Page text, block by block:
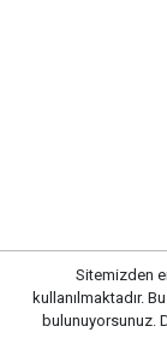
Kırıkkale
altyapı
kapsamda
Sitemizden
kullanılmaktadır.
bulunuyorsunuz.